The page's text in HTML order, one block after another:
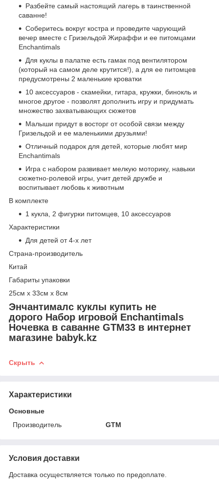
Разбейте самый настоящий лагерь в таинственной
саванне!
Соберитесь вокруг костра и проведите чарующий
вечер вместе с Гризельдой Жираффи и ее питомцами
Enchantimals
Для куклы в палатке есть гамак под вентилятором
(который на самом деле крутится!), а для ее питомцев
предусмотрены 2 маленькие кроватки
10 аксессуаров - скамейки, гитара, кружки, бинокль и
многое другое - позволят дополнить игру и придумать
множество захватывающих сюжетов
Малыши придут в восторг от особой связи между
Гризельдой и ее маленькими друзьями!
Отличный подарок для детей, которые любят мир
Enchantimals
Игра с набором развивает мелкую моторику, навыки
сюжетно-ролевой игры, учит детей дружбе и
воспитывает любовь к животным
В комплекте
1 кукла, 2 фигурки питомцев, 10 аксессуаров
Характеристики
Для детей от 4-х лет
Страна-производитель
Китай
Габариты упаковки
25см x 33см x 8см
Энчантималс куклы купить не
дорого Набор игровой Enchantimals
Ночевка в саванне GTM33 в интернет
магазине babyk.kz
Скрыть
Характеристики
Основные
Производитель
GTM
Условия доставки
Доставка осуществляется только по предоплате.